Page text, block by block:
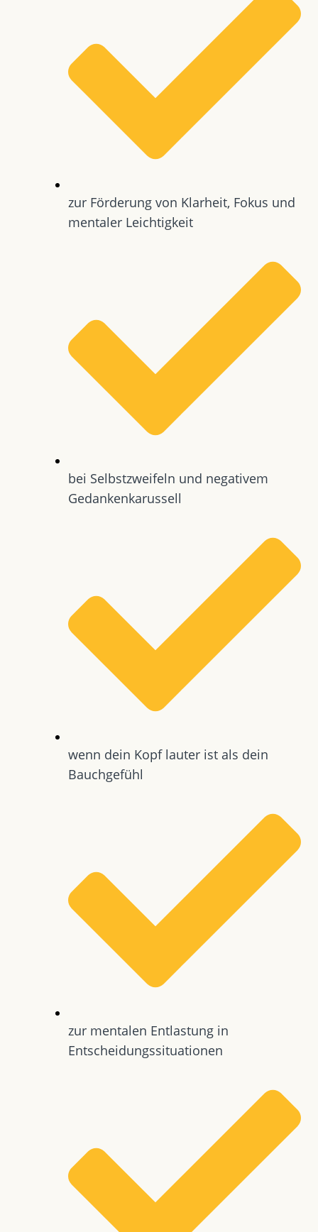
zur Förderung von Klarheit, Fokus und
mentaler Leichtigkeit
bei Selbstzweifeln und negativem
Gedankenkarussell
wenn dein Kopf lauter ist als dein
Bauchgefühl
zur mentalen Entlastung in
Entscheidungssituationen